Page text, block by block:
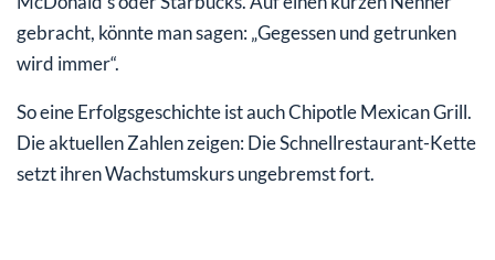
gebracht, könnte man sagen: „Gegessen und getrunken
wird immer“.
So eine Erfolgsgeschichte ist auch Chipotle Mexican Grill.
Die aktuellen Zahlen zeigen: Die Schnellrestaurant-Kette
setzt ihren Wachstumskurs ungebremst fort.